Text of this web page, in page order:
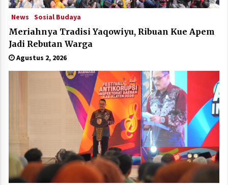
News Sosial Budaya
Meriahnya Tradisi Yaqowiyu, Ribuan Kue Apem
Jadi Rebutan Warga
Agustus 2, 2026